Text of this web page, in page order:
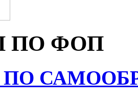
ПО ФОП